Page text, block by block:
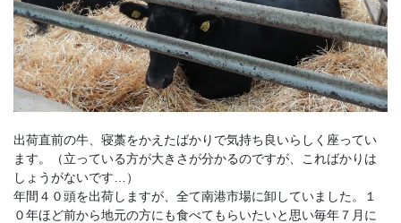
出荷直前の牛、寝藁をかえたばかりで気持ち良いらしく座ってい
ます。（立っている方が大きさが分かるのですが、こればかりは
しょうがないです…）
年間４０頭を出荷しますが、全て南港市場に卸していました。１
０年ほど前から地元の方にも食べてもらいたいと思い毎年７月に